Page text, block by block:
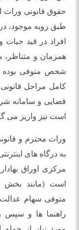
حقوق قانونی وراث
طبق رویه موجود،
افراد در قید
همزمان و متناظر،
شخص متوفی بوده
کامل مراحل
قضایی و سامانه
است نیز واریز می
وراث محترم و
به درگاه های
مرکزی اوراق
است (مانند بخش
متوفی سهام
راهنما ها و سپس